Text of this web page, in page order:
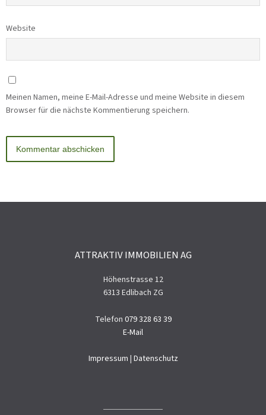
Website
Meinen Namen, meine E-Mail-Adresse und meine Website in diesem
Browser für die nächste Kommentierung speichern.
ATTRAKTIV IMMOBILIEN AG
Höhenstrasse 12
6313 Edlibach ZG
Telefon 079 328 63 39
E-Mail
Impressum | Datenschutz